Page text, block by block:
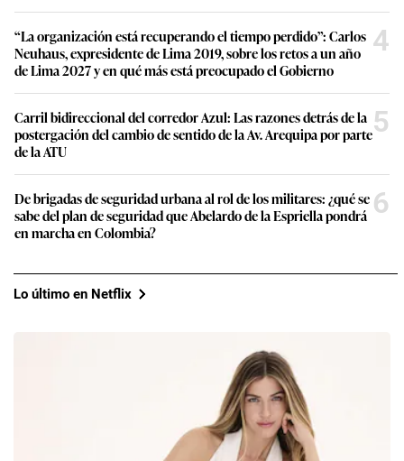
“La organización está recuperando el tiempo perdido”: Carlos
Neuhaus, expresidente de Lima 2019, sobre los retos a un año
de Lima 2027 y en qué más está preocupado el Gobierno
4
Carril bidireccional del corredor Azul: Las razones detrás de la
postergación del cambio de sentido de la Av. Arequipa por parte
de la ATU
5
De brigadas de seguridad urbana al rol de los militares: ¿qué se
sabe del plan de seguridad que Abelardo de la Espriella pondrá
en marcha en Colombia?
6
Lo último en Netflix